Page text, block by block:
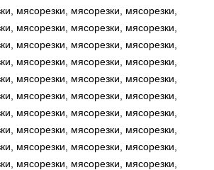
мясорезки, мясорезки, мясорезки,
мясорезки, мясорезки, мясорезки,
мясорезки, мясорезки, мясорезки,
мясорезки, мясорезки, мясорезки,
мясорезки, мясорезки, мясорезки,
мясорезки, мясорезки, мясорезки,
мясорезки, мясорезки, мясорезки,
мясорезки, мясорезки, мясорезки,
мясорезки, мясорезки, мясорезки,
мясорезки, мясорезки, мясорезки,